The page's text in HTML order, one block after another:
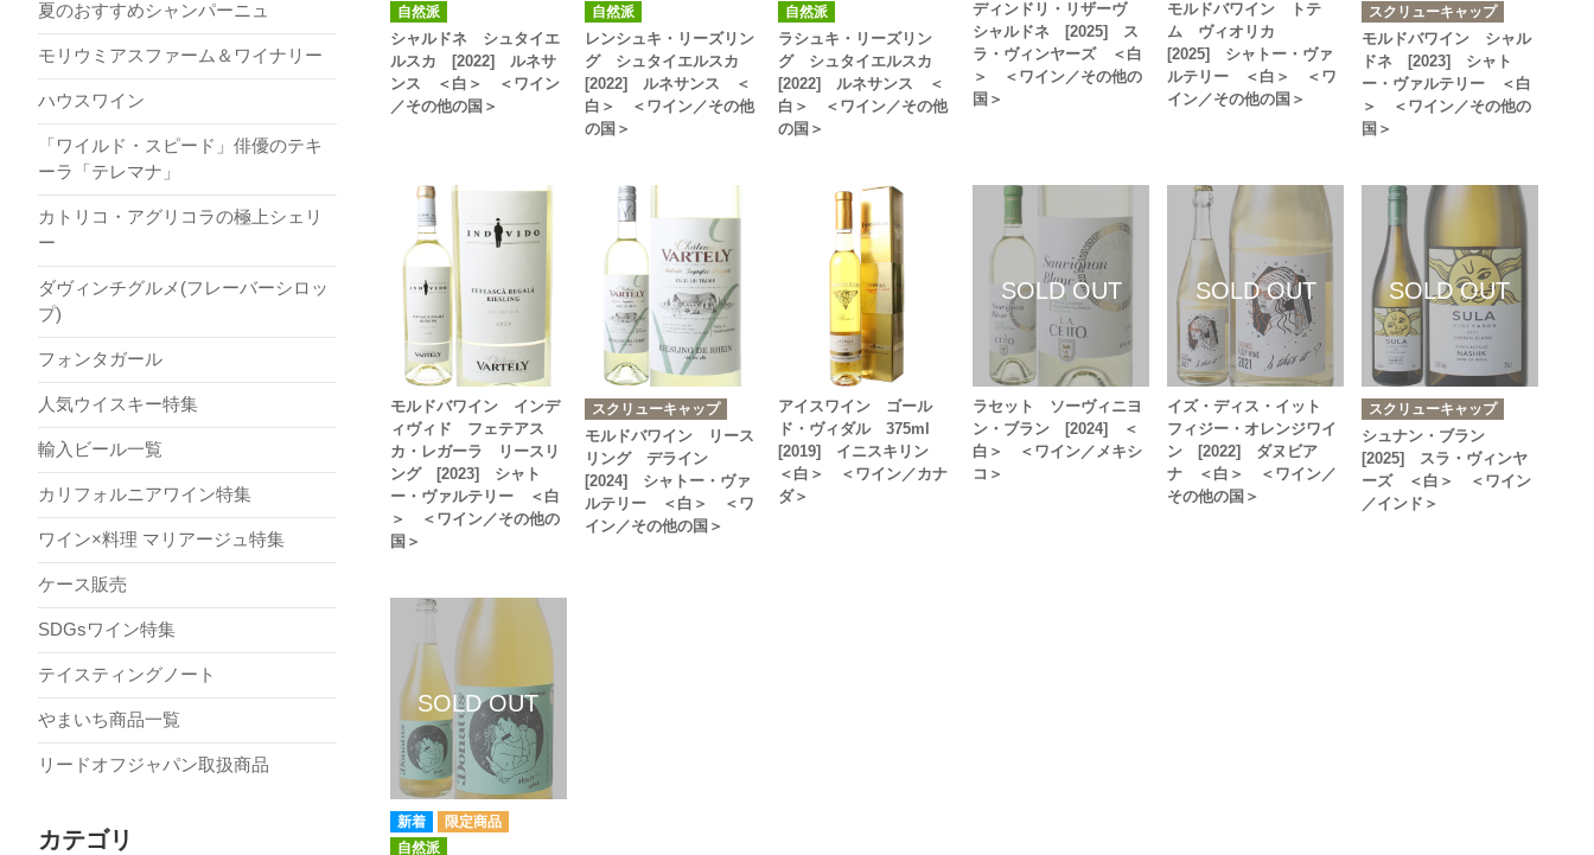
自然派
シャルドネ シュタイエ
ルスカ [2022] ルネサ
ンス ＜白＞ ＜ワイン
／その他の国＞
自然派
レンシュキ・リーズリン
グ シュタイエルスカ
[2022] ルネサンス ＜
白＞ ＜ワイン／その他
の国＞
自然派
ラシュキ・リーズリン
グ シュタイエルスカ
[2022] ルネサンス ＜
白＞ ＜ワイン／その他
の国＞
ディンドリ・リザーヴ
シャルドネ [2025] ス
ラ・ヴィンヤーズ ＜白
＞ ＜ワイン／その他の
国＞
モルドバワイン トテ
ム ヴィオリカ
[2025] シャトー・ヴァ
ルテリー ＜白＞ ＜ワ
イン／その他の国＞
スクリューキャップ
モルドバワイン シャル
ドネ [2023] シャト
ー・ヴァルテリー ＜白
＞ ＜ワイン／その他の
国＞
モルドバワイン インデ
ィヴィド フェテアス
カ・レガーラ リースリ
ング [2023] シャト
ー・ヴァルテリー ＜白
＞ ＜ワイン／その他の
国＞
スクリューキャップ
モルドバワイン リース
リング デライン
[2024] シャトー・ヴァ
ルテリー ＜白＞ ＜ワ
イン／その他の国＞
アイスワイン ゴール
ド・ヴィダル 375ml
[2019] イニスキリン
＜白＞ ＜ワイン／カナ
ダ＞
ラセット ソーヴィニヨ
ン・ブラン [2024] ＜
白＞ ＜ワイン／メキシ
コ＞
イズ・ディス・イット
フィジー・オレンジワイ
ン [2022] ダヌビア
ナ ＜白＞ ＜ワイン／
その他の国＞
スクリューキャップ
シュナン・ブラン
[2025] スラ・ヴィンヤ
ーズ ＜白＞ ＜ワイン
／インド＞
自然派
夏のおすすめシャンパーニュ
モリウミアスファーム＆ワイナリー
ハウスワイン
「ワイルド・スピード」俳優のテキ
ーラ「テレマナ」
カトリコ・アグリコラの極上シェリ
ー
ダヴィンチグルメ(フレーバーシロッ
プ)
フォンタガール
人気ウイスキー特集
輸入ビール一覧
カリフォルニアワイン特集
ワイン×料理 マリアージュ特集
ケース販売
SDGsワイン特集
テイスティングノート
やまいち商品一覧
リードオフジャパン取扱商品
カテゴリ